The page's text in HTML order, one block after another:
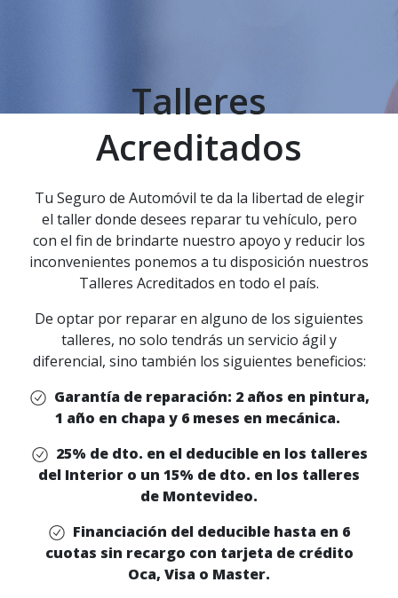
Talleres
Acreditados
Tu Seguro de Automóvil te da la libertad de elegir
el taller donde desees reparar tu vehículo, pero
con el fin de brindarte nuestro apoyo y reducir los
inconvenientes ponemos a tu disposición nuestros
Talleres Acreditados en todo el país.
De optar por reparar en alguno de los siguientes
talleres, no solo tendrás un servicio ágil y
diferencial, sino también los siguientes beneficios:
Garantía de reparación: 2 años en pintura,
1 año en chapa y 6 meses en mecánica.
25% de dto. en el deducible en los talleres
del Interior o un 15% de dto. en los talleres
de Montevideo.
Financiación del deducible hasta en 6
cuotas sin recargo con tarjeta de crédito
Oca, Visa o Master.